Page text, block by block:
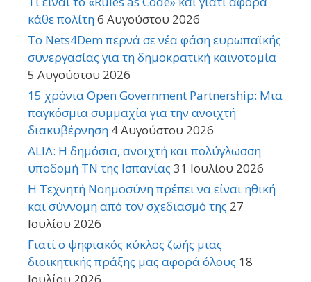
κάθε πολίτη6 Αυγούστου 2026
Το Nets4Dem περνά σε νέα φάση ευρωπαϊκής
συνεργασίας για τη δημοκρατική καινοτομία
5 Αυγούστου 2026
15 χρόνια Open Government Partnership: Μια
παγκόσμια συμμαχία για την ανοιχτή
διακυβέρνηση 4 Αυγούστου 2026
ALIA: Η δημόσια, ανοιχτή και πολύγλωσση
υποδομή ΤΝ της Ισπανίας 31 Ιουλίου 2026
Η Τεχνητή Νοημοσύνη πρέπει να είναι ηθική
και σύννομη από τον σχεδιασμό της 27
Ιουλίου 2026
Γιατί ο ψηφιακός κύκλος ζωής μιας
διοικητικής πράξης μας αφορά όλους 18
Ιουλίου 2026